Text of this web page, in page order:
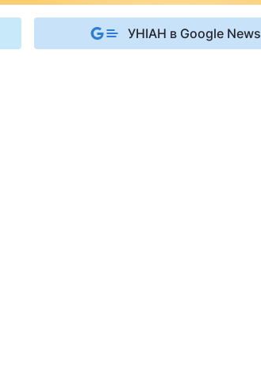
УНІАН в Google News